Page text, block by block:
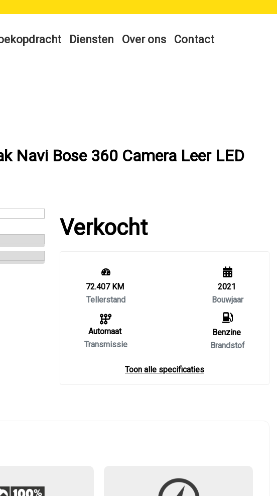
Diensten Over ons Contact
Navi Bose 360 Camera Leer LED
Verkocht
72.407 KM
Tellerstand
Automaat
Transmissie
2021
Bouwjaar
Benzine
Brandstof
Toon alle specificaties